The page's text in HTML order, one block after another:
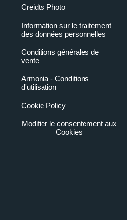
Creidts Photo
Information sur le traitement
des données personnelles
Conditions générales de
vente
Armonia - Conditions
d'utilisation
Cookie Policy
Modifier le consentement aux
Cookies